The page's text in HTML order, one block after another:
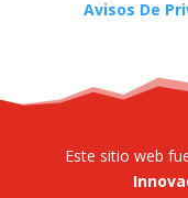
Avisos De
Este sitio web